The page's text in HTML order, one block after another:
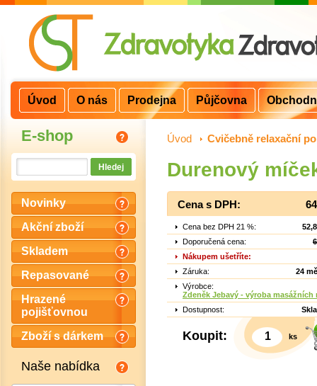
E-shop
Novinky
Akční zboží
Skladem
Repasované
Hrazené
pojišťovnou
Zboží s dárkem
Naše nabídka
Úvod > Cvičebně relaxační
Durenový
Cena s DPH:
Cena bez DPH 21 %:
Doporučená cena:
Nákupem ušetříte:
Záruka:
24
Výrobce:
Zdeněk Jebavý - výroba masážních
Dostupnost:
Koupit: ks
Úvod O nás Prodejna Půjčovna